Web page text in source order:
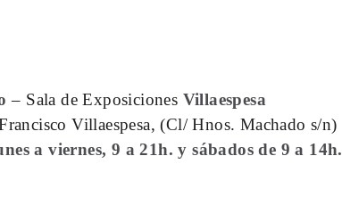
– Sala de Exposiciones Villaespesa
Villaespesa, (Cl/ Hnos. Machado s/n)
a viernes, 9 a 21h. y sábados de 9 a 14h.